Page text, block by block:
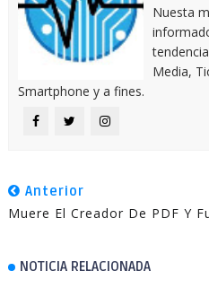
Nuesta
Media,
Smartphone y a fines.
Anterior
Muere El Creador De PDF Y
NOTICIA RELACIONADA